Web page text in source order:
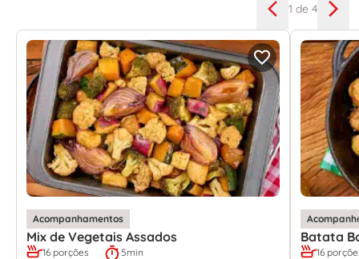
1 de 4
Acompanhamentos
Mix de Vegetais Assados
16 porções 5min
Batata
16